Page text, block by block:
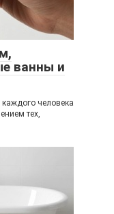
ванны и
человека
тех,